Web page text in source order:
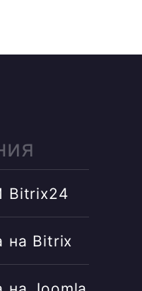
Bitrix24
на Bitrix